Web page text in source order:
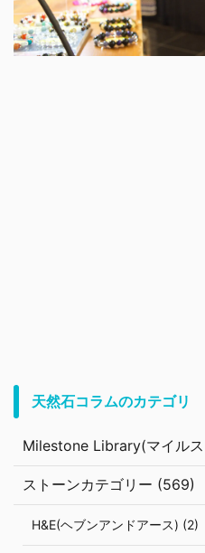
天然石コラムのカテゴリ
Milestone Library(マイル
ストーンカテゴリー (569)
H&E(ヘブンアンドアース) (2)